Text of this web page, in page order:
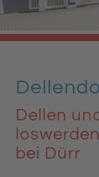
Dellen
bei Dürr